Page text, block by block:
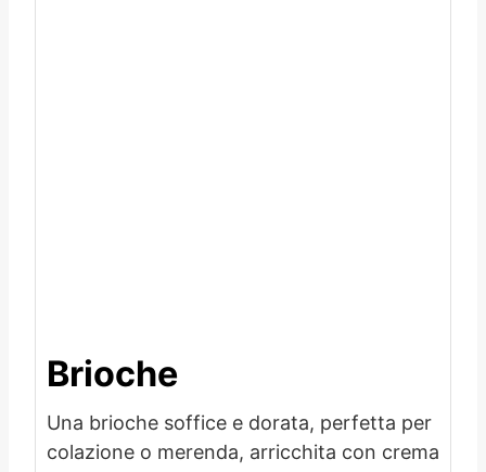
Brioche
Una brioche soffice e dorata, perfetta per
colazione o merenda, arricchita con crema